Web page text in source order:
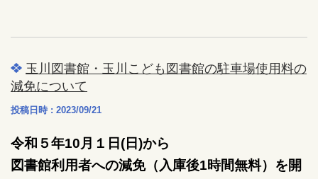
玉川図書館・玉川こども図書館の駐車場使用料の
減免について
投稿日時 : 2023/09/21
令和５年10月１日(日)から
図書館利用者への減免（入庫後1時間無料）を開